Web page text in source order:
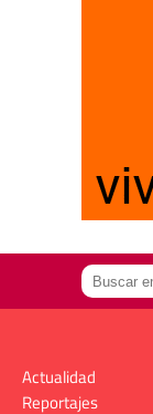
Actualidad
Reportajes